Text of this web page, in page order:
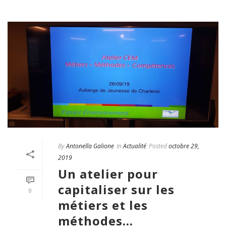
0
ByAntonella Galione In Actualité Postedoctobre 29,
2019
Un atelier pour
capitaliser sur les
métiers et les
méthodes…